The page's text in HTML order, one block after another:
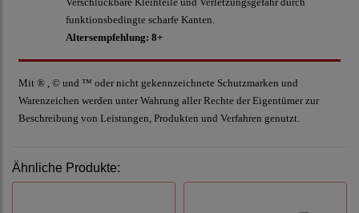
funktionsbedingte scharfe Kanten.
Altersempfehlung: 8+
Mit ® , © und ™ oder nicht gekennzeichnete Schutzmarken und
Warenzeichen werden unter Wahrung aller Rechte der Eigentümer zur
Beschreibung von Leistungen, Produkten und Verfahren genutzt.
Ähnliche Produkte: